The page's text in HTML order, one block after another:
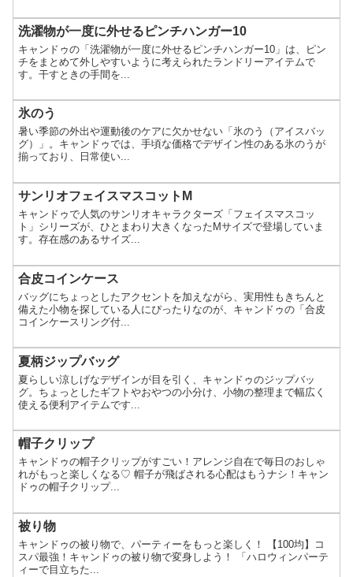
洗濯物が一度に外せるピンチハンガー10
キャンドゥの「洗濯物が一度に外せるピンチハンガー10」は、ピン
チをまとめて外しやすいように考えられたランドリーアイテムで
す。干すときの手間を...
氷のう
暑い季節の外出や運動後のケアに欠かせない「氷のう（アイスバッ
グ）」。キャンドゥでは、手頃な価格でデザイン性のある氷のうが
揃っており、日常使い...
サンリオフェイスマスコットM
キャンドゥで人気のサンリオキャラクターズ「フェイスマスコッ
ト」シリーズが、ひとまわり大きくなったMサイズで登場していま
す。存在感のあるサイズ...
合皮コインケース
バッグにちょっとしたアクセントを加えながら、実用性もきちんと
備えた小物を探している人にぴったりなのが、キャンドゥの「合皮
コインケースリング付...
夏柄ジップバッグ
夏らしい涼しげなデザインが目を引く、キャンドゥのジップバッ
グ。ちょっとしたギフトやおやつの小分け、小物の整理まで幅広く
使える便利アイテムです...
帽子クリップ
キャンドゥの帽子クリップがすごい！アレンジ自在で毎日のおしゃ
れがもっと楽しくなる♡ 帽子が飛ばされる心配はもうナシ！キャン
ドゥの帽子クリップ...
被り物
キャンドゥの被り物で、パーティーをもっと楽しく！ 【100均】コ
スパ最強！キャンドゥの被り物で変身しよう！ 「ハロウィンパーテ
ィーで目立ちた...